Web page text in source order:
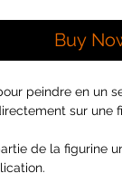
Buy
peindre en un
sur une
de la figurine